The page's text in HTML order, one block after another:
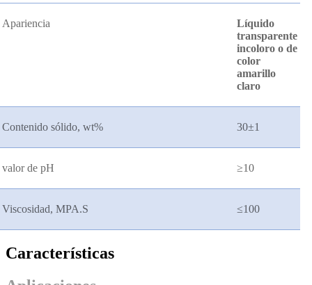
Apariencia
Líquido
transparente
incoloro o de
color
amarillo
claro
Contenido sólido, wt% 30±1
valor de pH ≥10
Viscosidad, MPA.S ≤100
Características